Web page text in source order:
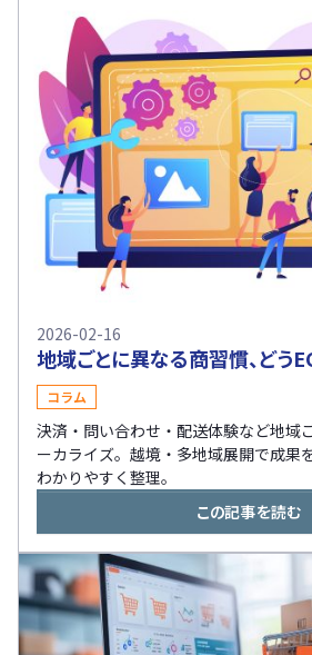
2026-02-16
地域ごとに異なる商習慣、どう
コラム
決済・問い合わせ・配送体験など地域
ーカライズ。越境・多地域展開で成果
わかりやすく整理。
この記事を読む